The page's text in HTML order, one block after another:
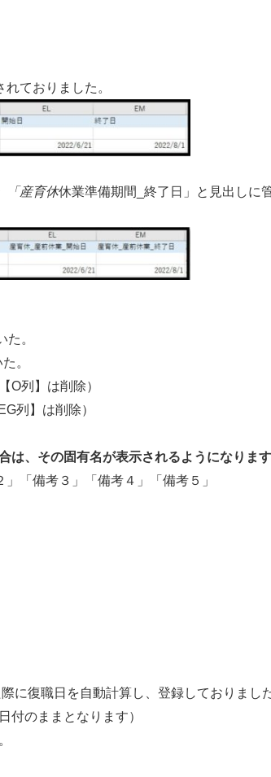
ておりました。
「産育休休業準備期間_終了日」と見出しに
。
。
列】は削除）
】は削除）
は、その固有名が表示されるようになります
備考３」「備考４」「備考５」
復職日を自動計算し、登録しておりまし
のままとなります）